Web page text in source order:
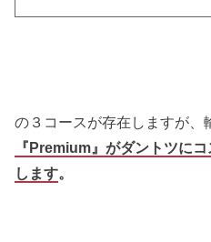
の３コースが存在しますが、
『Premium』がダントツに
します。